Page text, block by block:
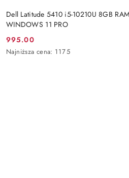
Dell Latitude 5410 i5-10210U 8GB
WINDOWS 11 PRO
Cena
promocyjna:
995.00
Najniższa
Najniższa cena: 1175